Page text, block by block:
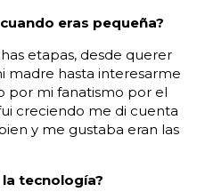
eras pequeña?
etapas, desde querer
madre hasta interesarme
por mi fanatismo por el
creciendo me di cuenta
y me gustaba eran las
tecnología?